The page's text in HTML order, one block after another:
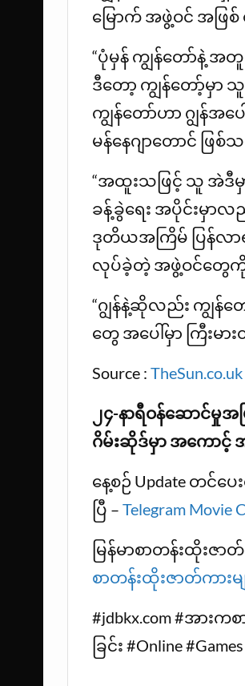
မြောက် အဖွဲ့ဝင် အဖြ
“ပုံမှန် ကျွန်တော်နဲ့
ဒီတော့ ကျွန်တော့်မှာ
ကျွန်တော်ဟာ ဂျွန်အ
မန်နေဂျာတောင် ဖြစ်
“အထူးသဖြင့် သူ အဲဒီမှ
ခန့်ခွဲရေး အပိုင်းမှာလ
ဒုတိယအကြိမ် ပြန်လ
လုပ်ခဲ့တဲ့ အဖွဲ့ဝင်တွေကိုပဲ
“ဂျွန်နဲ့ဆိုလည်း ကျွန်တ
တွေ အပေါ်မှာ ကြီးမာ
Source : TheSun.co.uk
၂၄-နာရီဝန်ဆောင်
ဂိမ်းဆိုဒ်မှာ အကောင့်
နေ့စဉ် Update တင်ပေ
ပြီ – Telegram Movie
မြန်မာစာတန်းထိုးဇ
စာတန်းထိုးဇာတ်ကားမျ
#jdbkx.com #အား
ခြင်း #Online